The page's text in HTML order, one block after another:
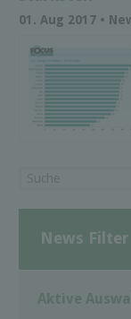
01. Aug 2017 •
News Filter
Aktive